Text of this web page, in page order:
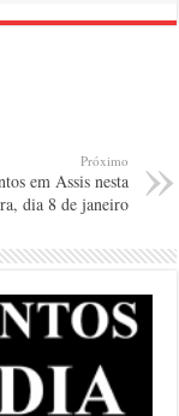
Próximo
em Assis nesta
dia 8 de janeiro